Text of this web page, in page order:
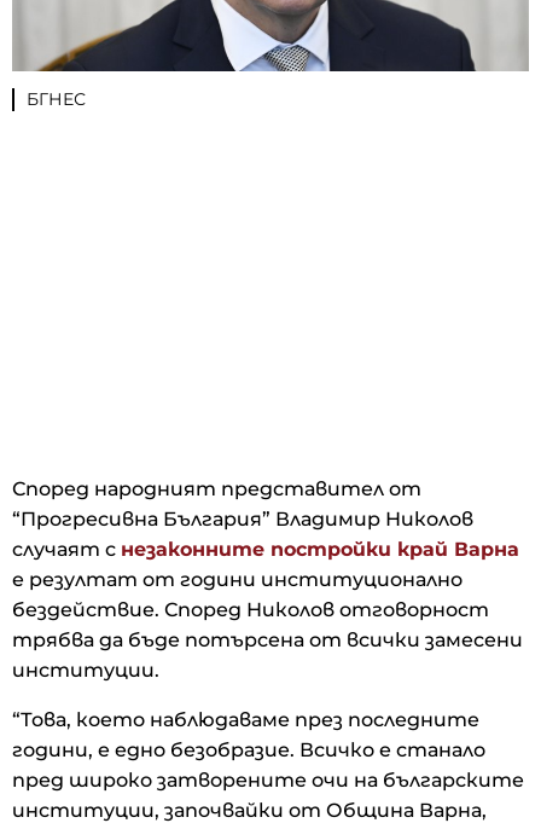
БГНЕС
Според народният представител от
“Прогресивна България” Владимир Николов
случаят с незаконните постройки край Варна
е резултат от години институционално
бездействие. Според Николов отговорност
трябва да бъде потърсена от всички замесени
институции.
“Това, което наблюдаваме през последните
години, е едно безобразие. Всичко е станало
пред широко затворените очи на българските
институции, започвайки от Община Варна,